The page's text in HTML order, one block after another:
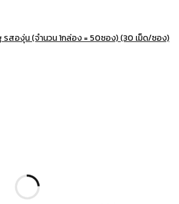
สองุ่น (จำนวน 1กล่อง = 50ซอง) (30 เม็ด/ซอง)